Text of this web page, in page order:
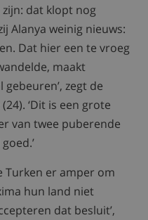
dat klopt nog
Alanya weinig nieuws:
Dat hier een te vroeg
maakt
zegt de
‘Dit is een grote
van twee puberende
Turken er amper om
hun land niet
dat besluit’,